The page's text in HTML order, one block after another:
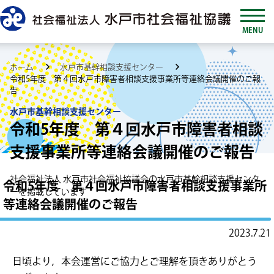
MENU
ホーム
水戸市基幹相談支援センター
令和5年度 第４回水戸市障害者相談支援事業所等連絡会議開催のご報
告
水戸市基幹相談支援センター
令和5年度 第４回水戸市障害者相談
支援事業所等連絡会議開催のご報告
社会福祉法人 水戸市社会福祉協議会の水戸市基幹相談支援センタ
ーを掲載しています
令和5年度 第４回水戸市障害者相談支援事業所
等連絡会議開催のご報告
2023.7.21
日頃より，本会運営にご協力とご理解を頂きありがとう